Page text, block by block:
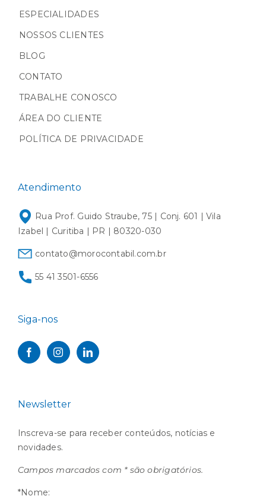
ESPECIALIDADES
NOSSOS CLIENTES
BLOG
CONTATO
TRABALHE CONOSCO
ÁREA DO CLIENTE
POLÍTICA DE PRIVACIDADE
Atendimento
Rua Prof. Guido Straube, 75 | Conj. 601 | Vila
Izabel | Curitiba | PR | 80320-030
contato@morocontabil.com.br
55 41 3501-6556
Siga-nos
Newsletter
Inscreva-se para receber conteúdos, notícias e
novidades.
Campos marcados com * são obrigatórios.
*Nome: